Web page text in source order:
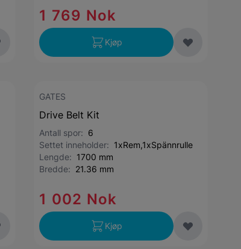
1 769 Nok
Kjøp
GATES
Drive Belt Kit
Antall spor: 6
Settet inneholder: 1xRem,1xSpännrulle
Lengde: 1700 mm
Bredde: 21.36 mm
1 002 Nok
Kjøp